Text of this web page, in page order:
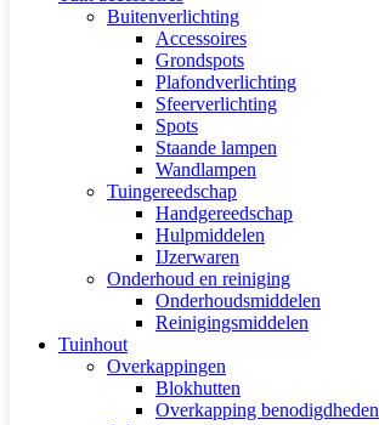
Buitenverlichting
Accessoires
Grondspots
Plafondverlichting
Sfeerverlichting
Spots
Staande lampen
Wandlampen
Tuingereedschap
Handgereedschap
Hulpmiddelen
IJzerwaren
Onderhoud en reiniging
Onderhoudsmiddelen
Reinigingsmiddelen
Tuinhout
Overkappingen
Blokhutten
Overkapping benodigdheden